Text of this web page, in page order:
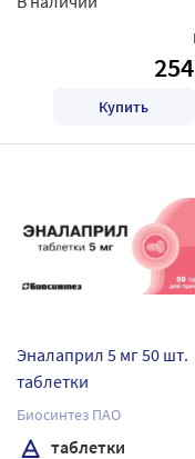
254
Купить
Эналаприл 5 мг 50 шт.
таблетки
Биосинтез ПАО
таблетки